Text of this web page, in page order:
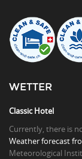
WETTER
Classic Hotel
Currently, there is
Weather forecast
Meteorological